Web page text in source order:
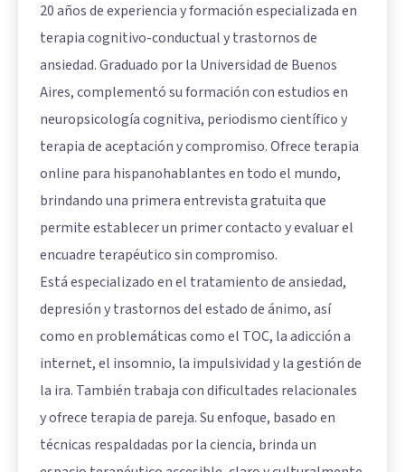
20 años de experiencia y formación especializada en
terapia cognitivo-conductual y trastornos de
ansiedad. Graduado por la Universidad de Buenos
Aires, complementó su formación con estudios en
neuropsicología cognitiva, periodismo científico y
terapia de aceptación y compromiso. Ofrece terapia
online para hispanohablantes en todo el mundo,
brindando una primera entrevista gratuita que
permite establecer un primer contacto y evaluar el
encuadre terapéutico sin compromiso.
Está especializado en el tratamiento de ansiedad,
depresión y trastornos del estado de ánimo, así
como en problemáticas como el TOC, la adicción a
internet, el insomnio, la impulsividad y la gestión de
la ira. También trabaja con dificultades relacionales
y ofrece terapia de pareja. Su enfoque, basado en
técnicas respaldadas por la ciencia, brinda un